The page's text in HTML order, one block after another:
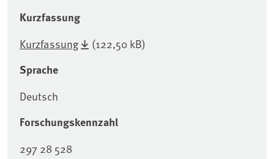
Kurzfassung
Kurzfassung (122,50 kB)
Sprache
Deutsch
Forschungskennzahl
297 28 528